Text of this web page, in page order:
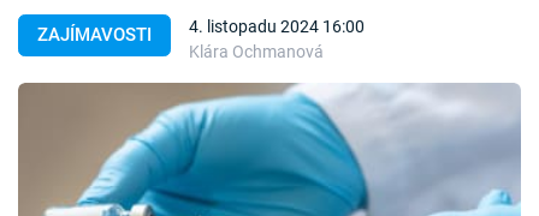
Témata
Témata
TV Program
ZAJÍMAVOSTI
4. listopadu 2024 16:00
Klára Ochmanová